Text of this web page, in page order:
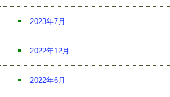
2023年7月
2022年12月
2022年6月